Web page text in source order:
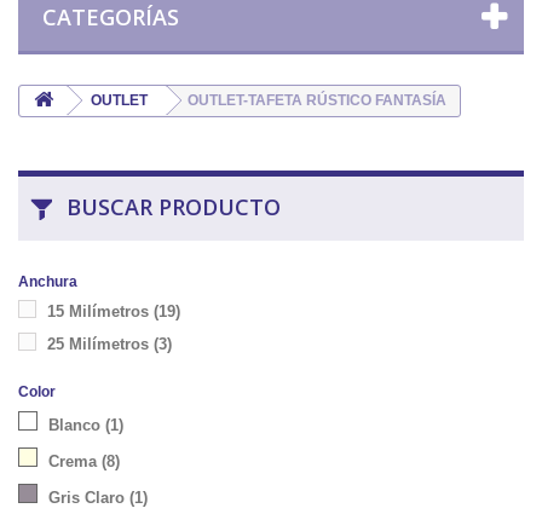
CATEGORÍAS
OUTLET OUTLET-TAFETA RÚSTICO FANTASÍA
BUSCAR PRODUCTO
Anchura
15 Milímetros (19)
25 Milímetros (3)
Color
Blanco (1)
Crema(8)
Gris Claro (1)